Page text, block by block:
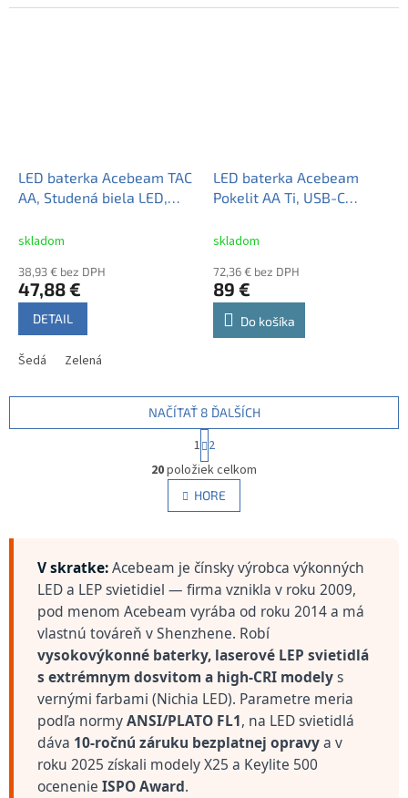
LED baterka Acebeam TAC
AA, Studená biela LED,
14500 920mAh 3,7V -
skladom
38,93 € bez DPH
47,88 €
DETAIL
Šedá Zelená
LED baterka Acebeam
Pokelit AA Ti, USB-C
920mAh 3,7V-Titánium
skladom
72,36 € bez DPH
89 €
Do košíka
O
v
l
á
c
i
e
p
r
v
k
y
v
ý
p
i
s
NAČÍTAŤ 8 ĎALŠÍCH
S
t
r
á
n
k
a
n
i
e
1 2
20položiek celkom
HORE
V skratke:Acebeam je čínsky výrobca výkonných
LED a LEP svietidiel — firma vznikla v roku 2009,
pod menom Acebeam vyrába od roku 2014 a má
vlastnú továreň v Shenzhene. Robí
vysokovýkonné baterky, laserové LEP svietidlá
s extrémnym dosvitom a high-CRI modelys
vernými farbami (Nichia LED). Parametre meria
podľa normyANSI/PLATO FL1, na LED svietidlá
dáva 10-ročnú záruku bezplatnej opravya v
roku 2025 získali modely X25 a Keylite 500
ocenenie ISPO Award.